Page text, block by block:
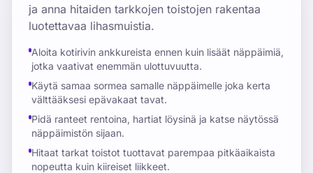
ja anna hitaiden tarkkojen toistojen rakentaa
luotettavaa lihasmuistia.
Aloita kotirivin ankkureista ennen kuin lisäät näppäimiä,
jotka vaativat enemmän ulottuvuutta.
Käytä samaa sormea samalle näppäimelle joka kerta
välttääksesi epävakaat tavat.
Pidä ranteet rentoina, hartiat löysinä ja katse näytössä
näppäimistön sijaan.
Hitaat tarkat toistot tuottavat parempaa pitkäaikaista
nopeutta kuin kiireiset liikkeet.